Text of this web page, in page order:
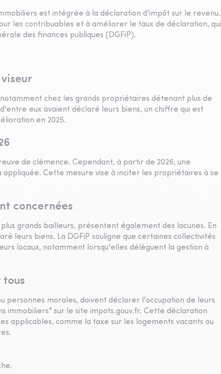
est intégrée à la déclaration d'impôt sur le revenu.
les contribuables et à améliorer le taux de déclaration, qui
des finances publiques (DGFiP).
chez les grands propriétaires détenant plus de
eux avaient déclaré leurs biens, un chiffre qui est
en 2025.
de clémence. Cependant, à partir de 2026, une
Cette mesure vise à inciter les propriétaires à se
concernées
grands bailleurs, présentent également des lacunes. En
leurs biens. La DGFiP souligne que certaines collectivités
locaux, notamment lorsqu'elles délèguent la gestion à
personnes morales, doivent déclarer l'occupation de leurs
immobiliers" sur le site impots.gouv.fr. Cette déclaration
applicables, comme la taxe sur les logements vacants ou